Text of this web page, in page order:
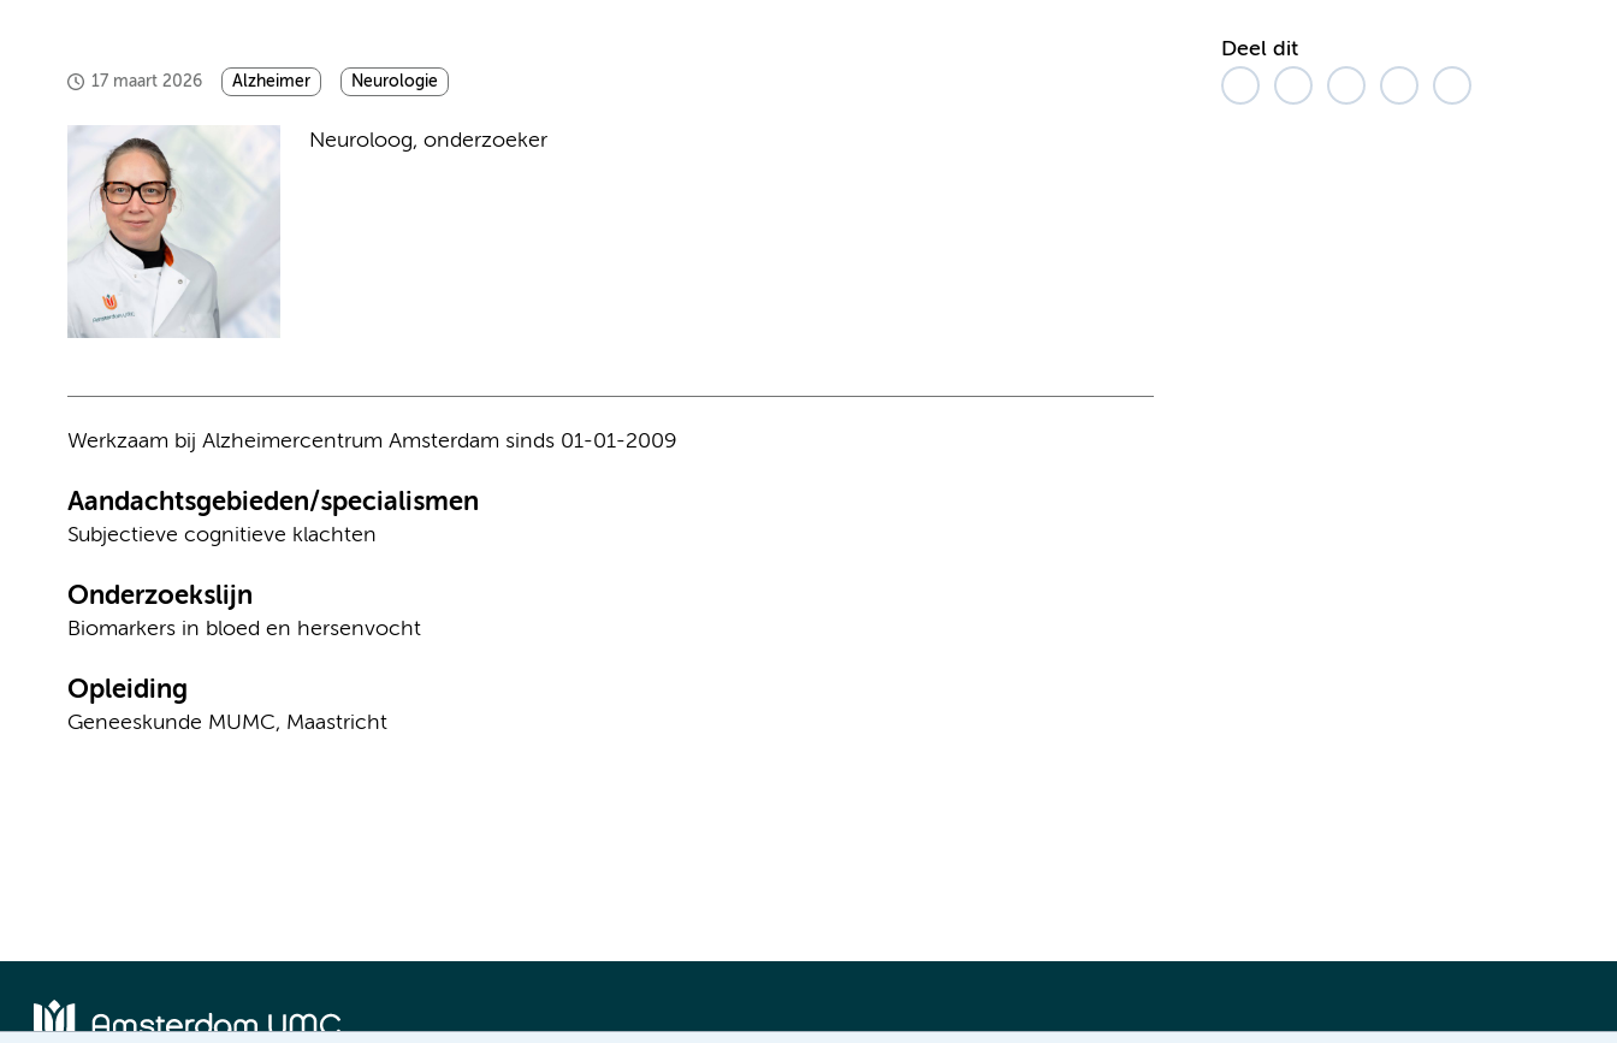
17 maart 2026 Alzheimer Neurologie
Neuroloog, onderzoeker
Werkzaam bij Alzheimercentrum Amsterdam sinds 01-01-2009
Aandachtsgebieden/specialismen
Subjectieve cognitieve klachten
Onderzoekslijn
Biomarkers in bloed en hersenvocht
Opleiding
Geneeskunde MUMC, Maastricht
Deel dit